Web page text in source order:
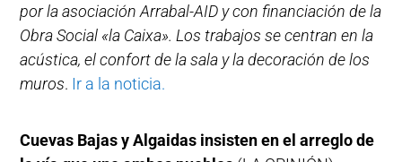
por la asociación Arrabal-AID y con financiación de la
Obra Social «la Caixa». Los trabajos se centran en la
acústica, el confort de la sala y la decoración de los
muros. Ir a la noticia.
Cuevas Bajas y Algaidas insisten en el arreglo de